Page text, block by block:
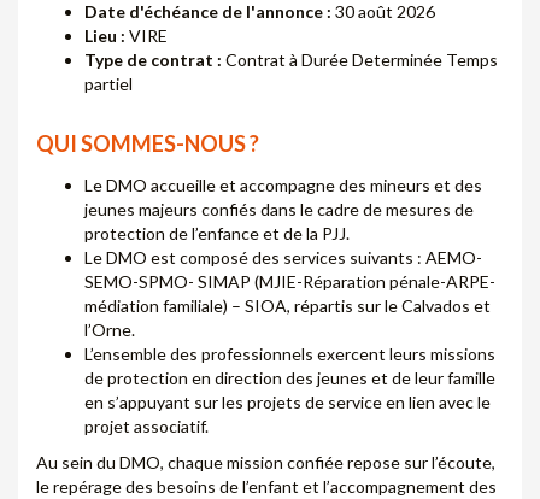
Date d'échéance de l'annonce : 30 août 2026
Lieu : VIRE
Type de contrat : Contrat à Durée Determinée Temps
partiel
QUI SOMMES-NOUS ?
Le DMO accueille et accompagne des mineurs et des
jeunes majeurs confiés dans le cadre de mesures de
protection de l’enfance et de la PJJ.
Le DMO est composé des services suivants : AEMO-
SEMO-SPMO- SIMAP (MJIE-Réparation pénale-ARPE-
médiation familiale) – SIOA, répartis sur le Calvados et
l’Orne.
L’ensemble des professionnels exercent leurs missions
de protection en direction des jeunes et de leur famille
en s’appuyant sur les projets de service en lien avec le
projet associatif.
Au sein du DMO, chaque mission confiée repose sur l’écoute,
le repérage des besoins de l’enfant et l’accompagnement des